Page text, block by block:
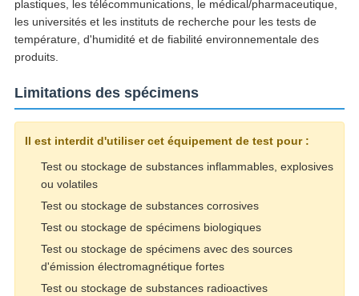
plastiques, les télécommunications, le médical/pharmaceutique,
les universités et les instituts de recherche pour les tests de
température, d'humidité et de fiabilité environnementale des
produits.
Limitations des spécimens
Il est interdit d'utiliser cet équipement de test pour :
Test ou stockage de substances inflammables, explosives
ou volatiles
Test ou stockage de substances corrosives
Test ou stockage de spécimens biologiques
Test ou stockage de spécimens avec des sources
d'émission électromagnétique fortes
Test ou stockage de substances radioactives